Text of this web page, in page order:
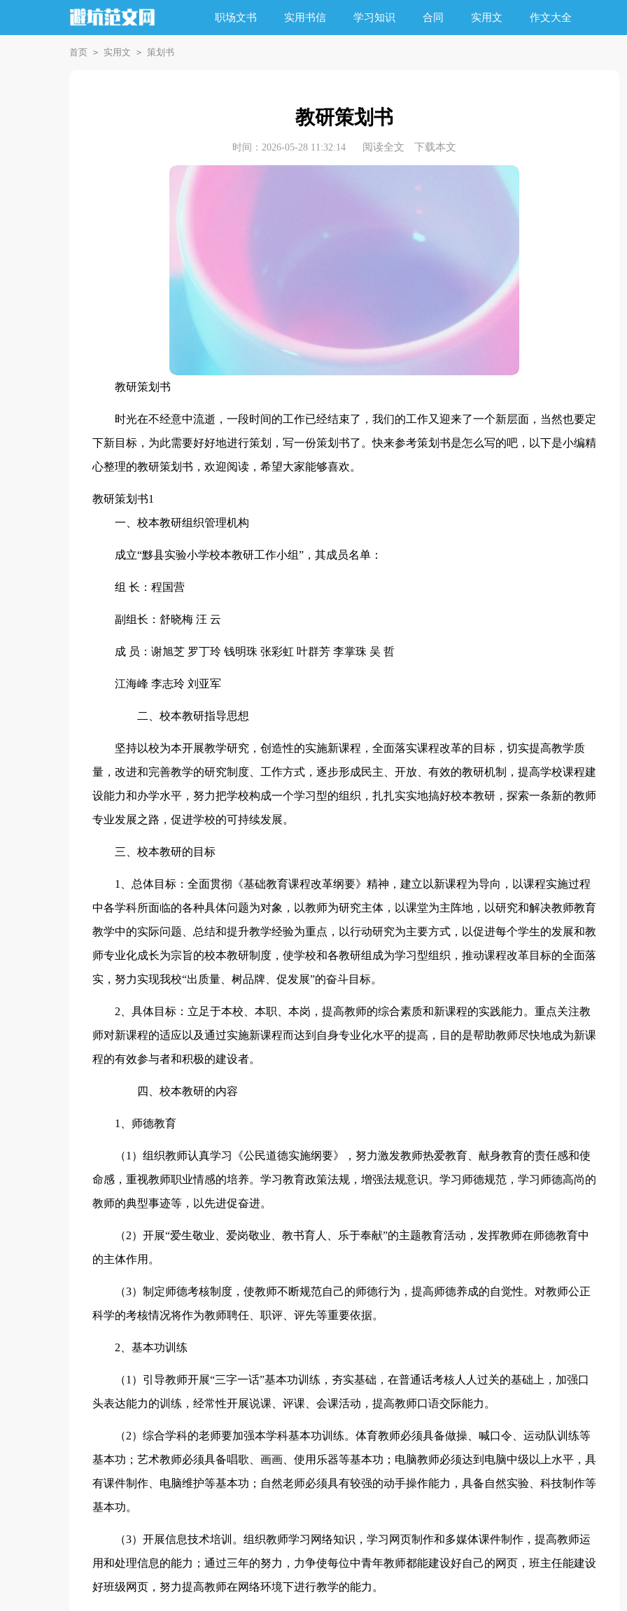
职场文书 实用书信 学习知识 合同 实用文 作文大全
首页 > 实用文 > 策划书
教研策划书
时间：2026-05-28 11:32:14 阅读全文 下载本文
教研策划书
时光在不经意中流逝，一段时间的工作已经结束了，我们的工作又迎来了一个新层面，当然也要定
下新目标，为此需要好好地进行策划，写一份策划书了。快来参考策划书是怎么写的吧，以下是小编精
心整理的教研策划书，欢迎阅读，希望大家能够喜欢。
教研策划书1
一、校本教研组织管理机构
成立“黟县实验小学校本教研工作小组”，其成员名单：
组 长：程国营
副组长：舒晓梅 汪 云
成 员：谢旭芝 罗丁玲 钱明珠 张彩虹 叶群芳 李掌珠 吴 哲
江海峰 李志玲 刘亚军
二、校本教研指导思想
坚持以校为本开展教学研究，创造性的实施新课程，全面落实课程改革的目标，切实提高教学质
量，改进和完善教学的研究制度、工作方式，逐步形成民主、开放、有效的教研机制，提高学校课程建
设能力和办学水平，努力把学校构成一个学习型的组织，扎扎实实地搞好校本教研，探索一条新的教师
专业发展之路，促进学校的可持续发展。
三、校本教研的目标
1、总体目标：全面贯彻《基础教育课程改革纲要》精神，建立以新课程为导向，以课程实施过程
中各学科所面临的各种具体问题为对象，以教师为研究主体，以课堂为主阵地，以研究和解决教师教育
教学中的实际问题、总结和提升教学经验为重点，以行动研究为主要方式，以促进每个学生的发展和教
师专业化成长为宗旨的校本教研制度，使学校和各教研组成为学习型组织，推动课程改革目标的全面落
实，努力实现我校“出质量、树品牌、促发展”的奋斗目标。
2、具体目标：立足于本校、本职、本岗，提高教师的综合素质和新课程的实践能力。重点关注教
师对新课程的适应以及通过实施新课程而达到自身专业化水平的提高，目的是帮助教师尽快地成为新课
程的有效参与者和积极的建设者。
四、校本教研的内容
1、师德教育
（1）组织教师认真学习《公民道德实施纲要》，努力激发教师热爱教育、献身教育的责任感和使
命感，重视教师职业情感的培养。学习教育政策法规，增强法规意识。学习师德规范，学习师德高尚的
教师的典型事迹等，以先进促奋进。
（2）开展“爱生敬业、爱岗敬业、教书育人、乐于奉献”的主题教育活动，发挥教师在师德教育中
的主体作用。
（3）制定师德考核制度，使教师不断规范自己的师德行为，提高师德养成的自觉性。对教师公正
科学的考核情况将作为教师聘任、职评、评先等重要依据。
2、基本功训练
（1）引导教师开展“三字一话”基本功训练，夯实基础，在普通话考核人人过关的基础上，加强口
头表达能力的训练，经常性开展说课、评课、会课活动，提高教师口语交际能力。
（2）综合学科的老师要加强本学科基本功训练。体育教师必须具备做操、喊口令、运动队训练等
基本功；艺术教师必须具备唱歌、画画、使用乐器等基本功；电脑教师必须达到电脑中级以上水平，具
有课件制作、电脑维护等基本功；自然老师必须具有较强的动手操作能力，具备自然实验、科技制作等
基本功。
（3）开展信息技术培训。组织教师学习网络知识，学习网页制作和多媒体课件制作，提高教师运
用和处理信息的能力；通过三年的努力，力争使每位中青年教师都能建设好自己的网页，班主任能建设
好班级网页，努力提高教师在网络环境下进行教学的能力。